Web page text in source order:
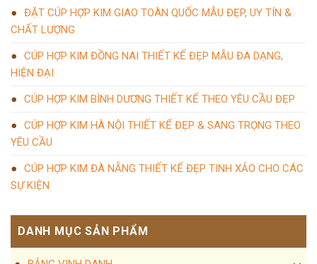
ĐẶT CÚP HỢP KIM GIAO TOÀN QUỐC MẪU ĐẸP, UY TÍN &
CHẤT LƯỢNG
CÚP HỢP KIM ĐỒNG NAI THIẾT KẾ ĐẸP MẪU ĐA DẠNG,
HIỆN ĐẠI
CÚP HỢP KIM BÌNH DƯƠNG THIẾT KẾ THEO YÊU CẦU ĐẸP
CÚP HỢP KIM HÀ NỘI THIẾT KẾ ĐẸP & SANG TRỌNG THEO
YÊU CẦU
CÚP HỢP KIM ĐÀ NẴNG THIẾT KẾ ĐẸP TINH XẢO CHO CÁC
SỰ KIỆN
DANH MỤC SẢN PHẨM